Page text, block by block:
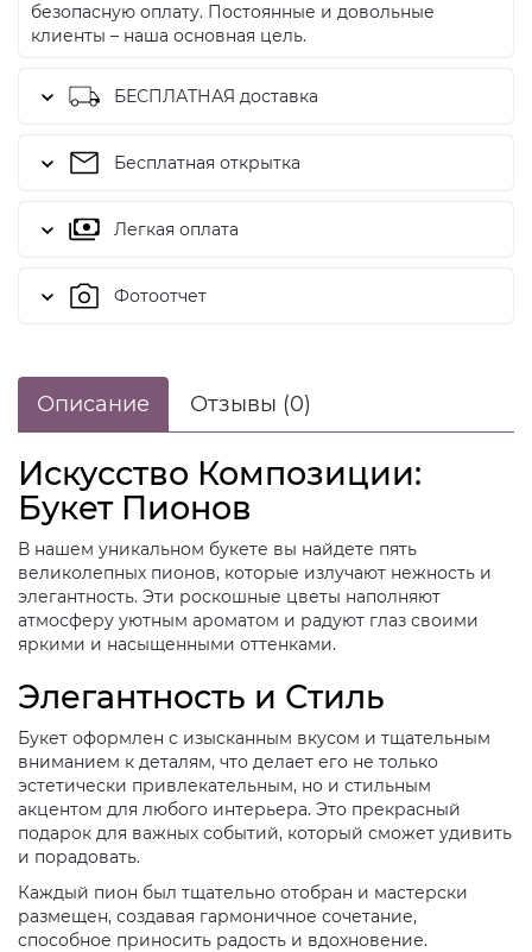
безопасную оплату. Постоянные и довольные
клиенты – наша основная цель.
БЕСПЛАТНАЯ доставка
Бесплатная открытка
Легкая оплата
Фотоотчет
Описание Отзывы (0)
Искусство Композиции:
Букет Пионов
В нашем уникальном букете вы найдете пять
великолепных пионов, которые излучают нежность и
элегантность. Эти роскошные цветы наполняют
атмосферу уютным ароматом и радуют глаз своими
яркими и насыщенными оттенками.
Элегантность и Стиль
Букет оформлен с изысканным вкусом и тщательным
вниманием к деталям, что делает его не только
эстетически привлекательным, но и стильным
акцентом для любого интерьера. Это прекрасный
подарок для важных событий, который сможет удивить
и порадовать.
Каждый пион был тщательно отобран и мастерски
размещен, создавая гармоничное сочетание,
способное приносить радость и вдохновение.